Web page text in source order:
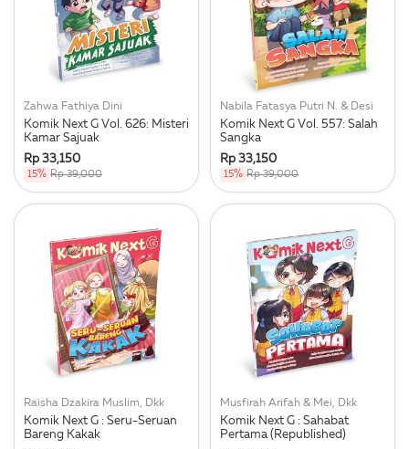
Zahwa Fathiya Dini
Komik Next G Vol. 626: Misteri
Kamar Sajuak
Rp 33,150
15% Rp 39,000
Nabila Fatasya Putri N. & Desi
Komik Next G Vol. 557: Salah
Sangka
Rp 33,150
15% Rp 39,000
Raisha Dzakira Muslim, Dkk
Komik Next G : Seru-Seruan
Bareng Kakak
Musfirah Arifah & Mei, Dkk
Komik Next G : Sahabat
Pertama (Republished)